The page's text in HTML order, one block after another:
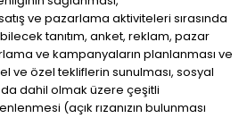
ve pazarlama aktiviteleri sırasında
tanıtım, anket, reklam, pazar
ve kampanyaların planlanması ve
ve özel tekliflerin sunulması, sosyal
dahil olmak üzere çeşitli
(açık rızanızın bulunması